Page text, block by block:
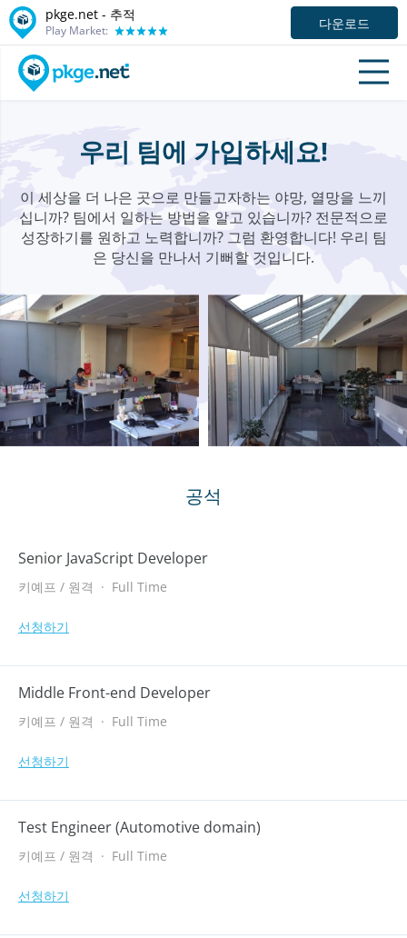
pkge.net - 추적
Play Market: 다운로드
우리 팀에 가입하세요!
이 세상을 더 나은 곳으로 만들고자하는 야망, 열망을 느끼
십니까? 팀에서 일하는 방법을 알고 있습니까? 전문적으로
성장하기를 원하고 노력합니까? 그럼 환영합니다! 우리 팀
은 당신을 만나서 기뻐할 것입니다.
공석
Senior JavaScript Developer
키예프 / 원격 · Full Time
선청하기
Middle Front-end Developer
키예프 / 원격 · Full Time
선청하기
Test Engineer (Automotive domain)
키예프 / 원격 · Full Time
선청하기